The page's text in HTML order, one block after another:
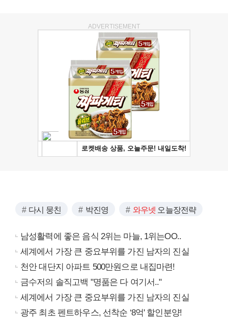
ADVERTISEMENT
다시 뭉친 박진영 와우넷 오늘장전략
남성활력에 좋은 음식 2위는 마늘, 1위는OO..
세계에서 가장 큰 중요부위를 가진 남자의 진실
천안 대단지 아파트 500만원으로 내집마련!
금수저의 솔직고백 "명품은 다 여기서.."
세계에서 가장 큰 중요부위를 가진 남자의 진실
광주 최초 펜트하우스, 선착순 ‘8억' 할인분양!